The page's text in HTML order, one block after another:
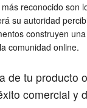
reconocido son
su autoridad
construyen
comunidad online.
tu
comercial y